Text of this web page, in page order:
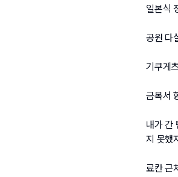
일본식
공원 다
기쿠게
금목서
내가 간
지 못했
료칸 근